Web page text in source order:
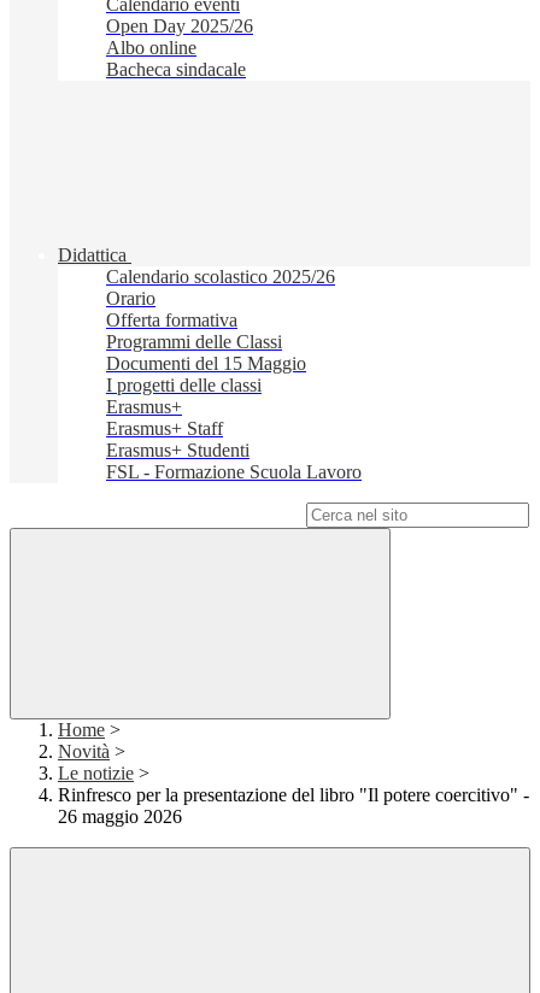
Calendario eventi
Open Day 2025/26
Albo online
Bacheca sindacale
Didattica
Calendario scolastico 2025/26
Orario
Offerta formativa
Programmi delle Classi
Documenti del 15 Maggio
I progetti delle classi
Erasmus+
Erasmus+ Staff
Erasmus+ Studenti
FSL - Formazione Scuola Lavoro
Home >
Novità >
Le notizie >
Rinfresco per la presentazione del libro "Il potere coercitivo" -
26 maggio 2026